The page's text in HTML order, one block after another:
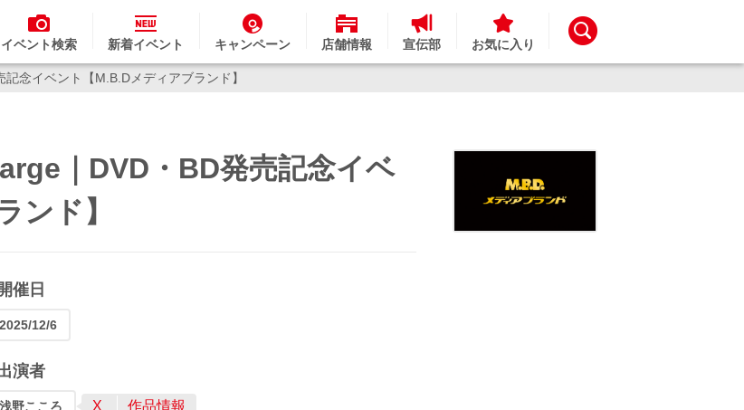
イベント検索 新着イベント キャンペーン 店舗情報 宣伝部 お気に入り
念イベント【M.B.Dメディアブランド】
｜DVD・BD発売記念イベ
ンド】
開催日
2025/12/6
演者
浅野こころ X 作品情報